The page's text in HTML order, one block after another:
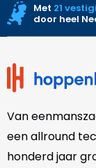
Site
Met 21
door heel
Van
een allround
honderd jaar